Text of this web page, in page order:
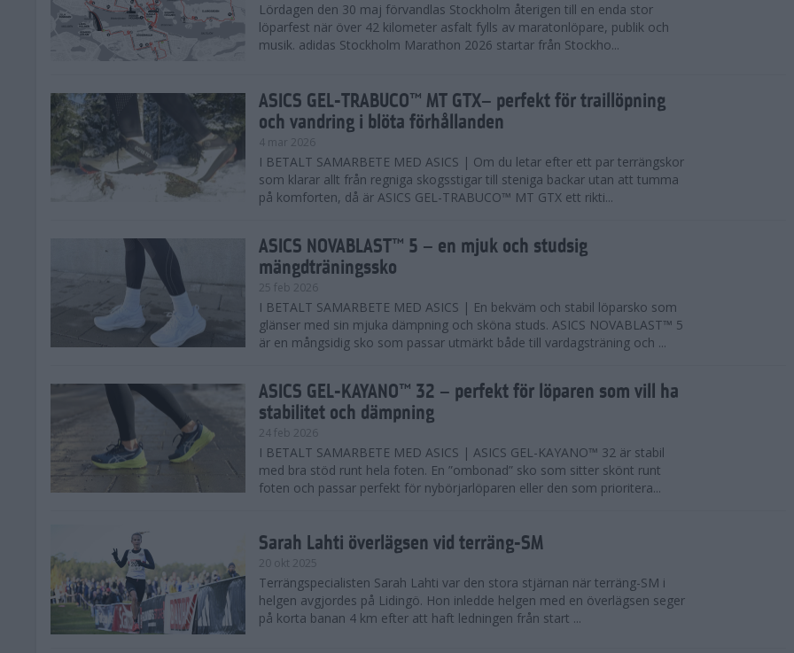
Lördagen den 30 maj förvandlas Stockholm återigen till en enda stor
löparfest när över 42 kilometer asfalt fylls av maratonlöpare, publik och
musik. adidas Stockholm Marathon 2026 startar från Stockho...
ASICS GEL-TRABUCO™ MT GTX– perfekt för traillöpning
och vandring i blöta förhållanden
4 mar 2026
I BETALT SAMARBETE MED ASICS | Om du letar efter ett par terrängskor
som klarar allt från regniga skogsstigar till steniga backar utan att tumma
på komforten, då är ASICS GEL-TRABUCO™ MT GTX ett rikti...
ASICS NOVABLAST™ 5 – en mjuk och studsig
mängdträningssko
25 feb 2026
I BETALT SAMARBETE MED ASICS | En bekväm och stabil löparsko som
glänser med sin mjuka dämpning och sköna studs. ASICS NOVABLAST™ 5
är en mångsidig sko som passar utmärkt både till vardagsträning och ...
ASICS GEL-KAYANO™ 32 – perfekt för löparen som vill ha
stabilitet och dämpning
24 feb 2026
I BETALT SAMARBETE MED ASICS | ASICS GEL-KAYANO™ 32 är stabil
med bra stöd runt hela foten. En ”ombonad” sko som sitter skönt runt
foten och passar perfekt för nybörjarlöparen eller den som prioritera...
Sarah Lahti överlägsen vid terräng-SM
20 okt 2025
Terrängspecialisten Sarah Lahti var den stora stjärnan när terräng-SM i
helgen avgjordes på Lidingö. Hon inledde helgen med en överlägsen seger
på korta banan 4 km efter att haft ledningen från start ...